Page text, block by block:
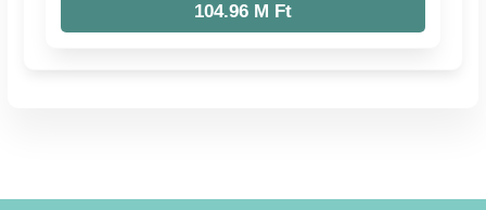
104.96 M Ft